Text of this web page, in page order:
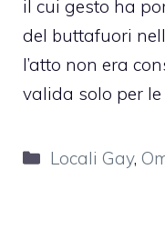
il cui gesto ha
del buttafuori
l’atto non era
valida solo per le
Categorie
Locali Gay,